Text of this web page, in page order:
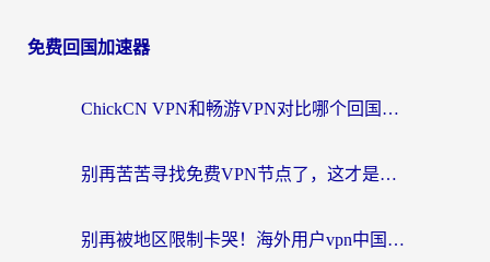
免费回国加速器
ChickCN VPN和畅游VPN对比哪个回国效果更好？海外党必看的回国加速器选择指南
别再苦苦寻找免费VPN节点了，这才是海外访问国内资源的正确姿势
别再被地区限制卡哭！海外用户vpn中国下载全攻略，无缝刷剧办公社交